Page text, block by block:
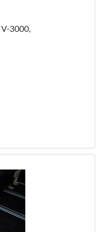
3000,